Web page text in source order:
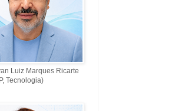
Luiz Marques Ricarte
Tecnologia)